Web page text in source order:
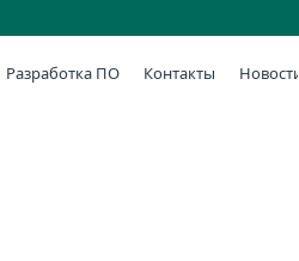
Разработка ПО Контакты Новости